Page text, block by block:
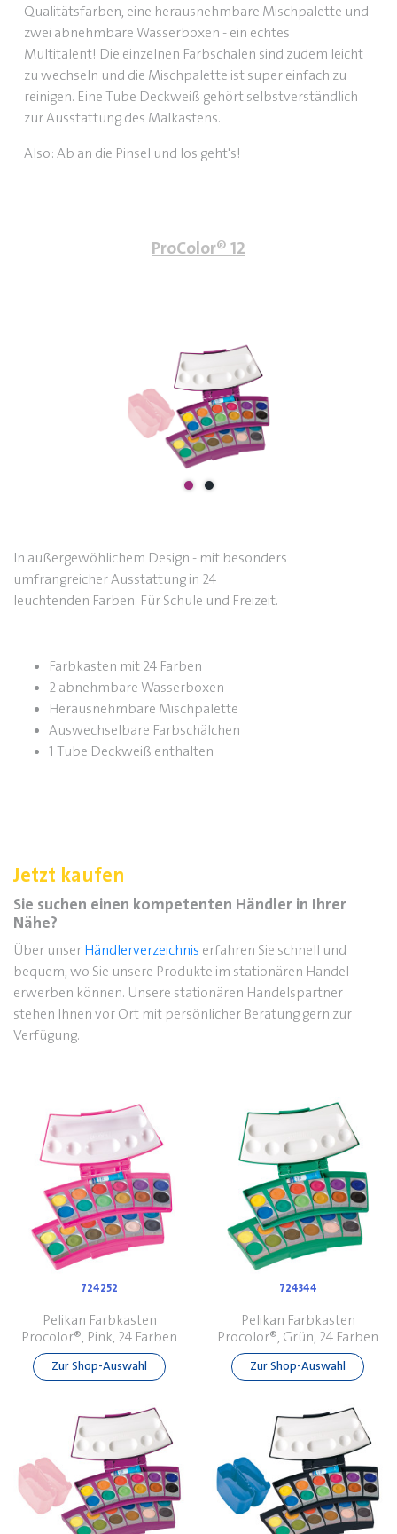
Qualitätsfarben, eine herausnehmbare Mischpalette und
zwei abnehmbare Wasserboxen - ein echtes
Multitalent! Die einzelnen Farbschalen sind zudem leicht
zu wechseln und die Mischpalette ist super einfach zu
reinigen. Eine Tube Deckweiß gehört selbstverständlich
zur Ausstattung des Malkastens.
Also: Ab an die Pinsel und los geht's!
ProColor® 12
In außergewöhlichem Design - mit besonders
umfrangreicher Ausstattung in 24
leuchtenden Farben. Für Schule und Freizeit.
Farbkasten mit 24 Farben
2 abnehmbare Wasserboxen
Herausnehmbare Mischpalette
Auswechselbare Farbschälchen
1 Tube Deckweiß enthalten
Jetzt kaufen
Sie suchen einen kompetenten Händler in Ihrer
Nähe?
Über unser Händlerverzeichnis erfahren Sie schnell und
bequem, wo Sie unsere Produkte im stationären Handel
erwerben können. Unsere stationären Handelspartner
stehen Ihnen vor Ort mit persönlicher Beratung gern zur
Verfügung.
724252
Pelikan Farbkasten
Procolor®, Pink, 24 Farben
Zur Shop-Auswahl
724344
Pelikan Farbkasten
Procolor®, Grün, 24 Farben
Zur Shop-Auswahl